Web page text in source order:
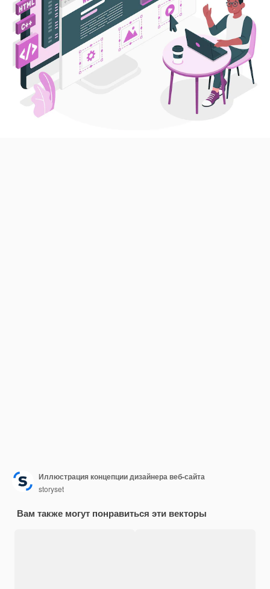
Иллюстрация концепции дизайнера веб-сайта
storyset
Вам также могут понравиться эти векторы